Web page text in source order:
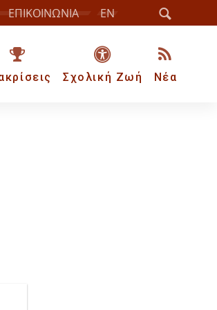
ΕΠΙΚΟΙΝΩΝΙΑ EN
Σχολική Ζωή Νέα